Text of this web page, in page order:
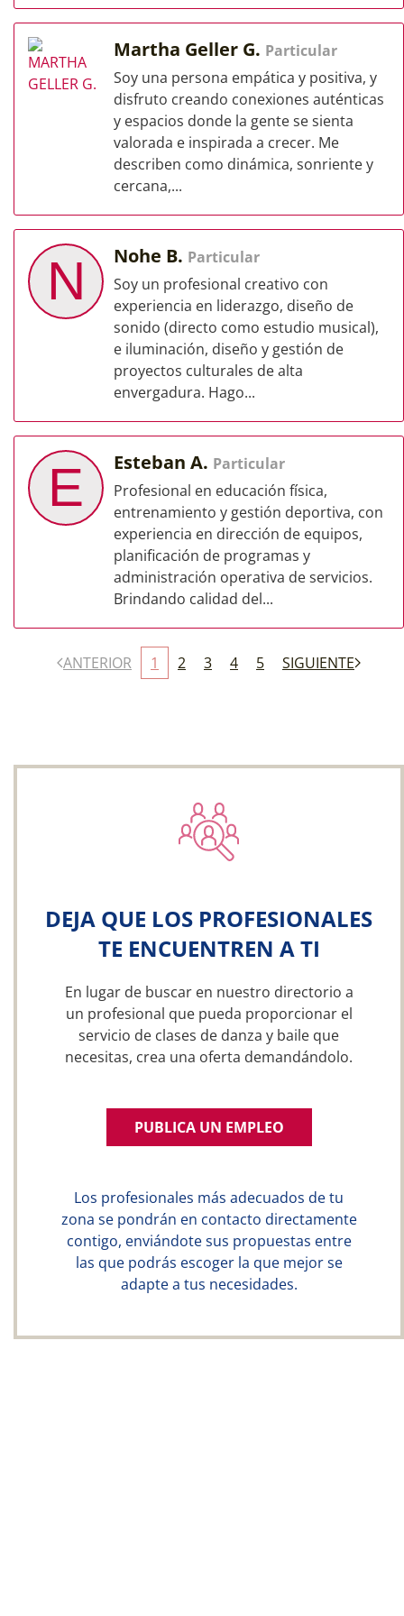
Martha Geller G. Particular
Soy una persona empática y positiva, y
disfruto creando conexiones auténticas
y espacios donde la gente se sienta
valorada e inspirada a crecer. Me
describen como dinámica, sonriente y
cercana,...
N Nohe B. Particular
Soy un profesional creativo con
experiencia en liderazgo, diseño de
sonido (directo como estudio musical),
e iluminación, diseño y gestión de
proyectos culturales de alta
envergadura. Hago...
E Esteban A. Particular
Profesional en educación física,
entrenamiento y gestión deportiva, con
experiencia en dirección de equipos,
planificación de programas y
administración operativa de servicios.
Brindando calidad del...
ANTERIOR 1 2 3 4 5 SIGUIENTE
DEJA QUE LOS PROFESIONALES
TE ENCUENTREN A TI
En lugar de buscar en nuestro directorio a
un profesional que pueda proporcionar el
servicio de clases de danza y baile que
necesitas, crea una oferta demandándolo.
PUBLICA UN EMPLEO
Los profesionales más adecuados de tu
zona se pondrán en contacto directamente
contigo, enviándote sus propuestas entre
las que podrás escoger la que mejor se
adapte a tus necesidades.